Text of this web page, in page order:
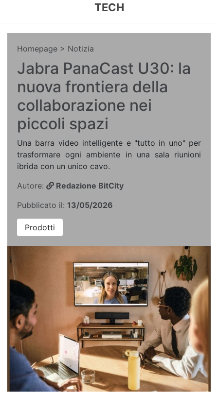
TECH
Homepage > Notizia
Jabra PanaCast U30: la
nuova frontiera della
collaborazione nei
piccoli spazi
Una barra video intelligente e "tutto in uno" per
trasformare ogni ambiente in una sala riunioni
ibrida con un unico cavo.
Autore:
Redazione BitCity
Pubblicato il: 13/05/2026
Prodotti